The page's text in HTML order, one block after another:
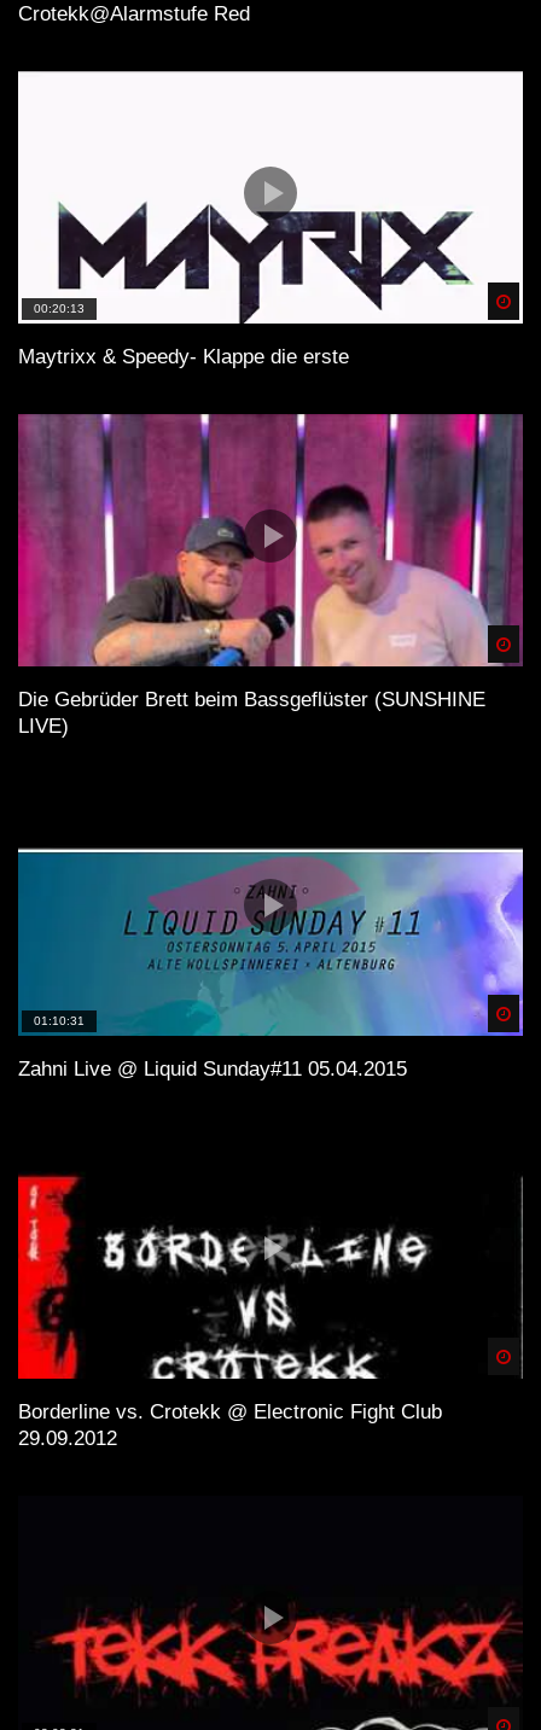
Crotekk@Alarmstufe Red
00:20:13
Maytrixx & Speedy- Klappe die erste
Die Gebrüder Brett beim Bassgeflüster (SUNSHINE
LIVE)
01:10:31
Zahni Live @ Liquid Sunday#11 05.04.2015
Borderline vs. Crotekk @ Electronic Fight Club
29.09.2012